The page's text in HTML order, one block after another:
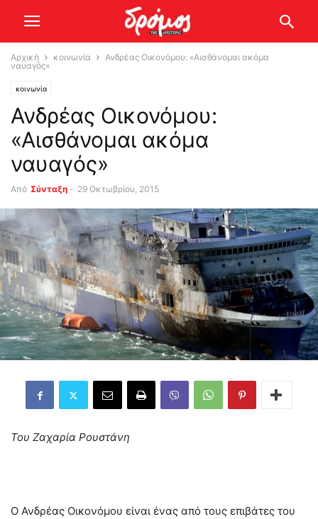
Αρχική κοινωνία
Ανδρέας Οικονόμου: «Αισθάνομαι ακόμα
ναυαγός»
κοινωνία
Ανδρέας Οικονόμου:
«Αισθάνομαι ακόμα
ναυαγός»
Από Σύνταξη - 29 Οκτωβρίου, 2015
Του Ζαχαρία Ρουστάνη
Ο Ανδρέας Οικονόμου είναι ένας από τους επιβάτες του